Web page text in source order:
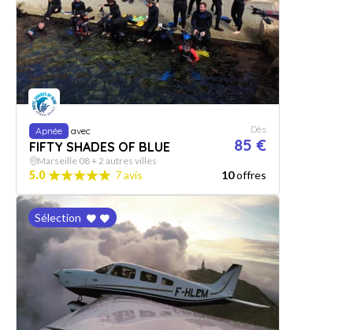
Apnée avec
FIFTY SHADES OF BLUE
Dès
85 €
Marseille 08 + 2 autres villes
5.0 7 avis 10offres
Sélection